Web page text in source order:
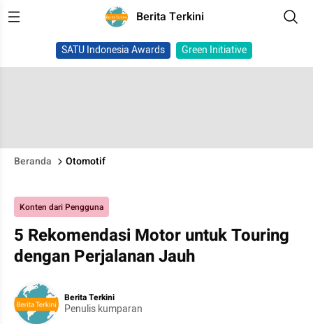
Berita Terkini
SATU Indonesia Awards Green Initiative
Beranda Otomotif
Konten dari Pengguna
5 Rekomendasi Motor untuk Touring
dengan Perjalanan Jauh
Berita Terkini
Penulis kumparan